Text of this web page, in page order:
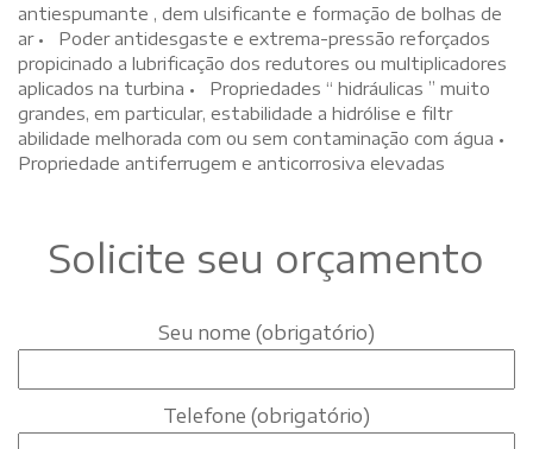
antiespumante , dem ulsificante e formação de bolhas de
ar • Poder antidesgaste e extrema-pressão reforçados
propicinado a lubrificação dos redutores ou multiplicadores
aplicados na turbina • Propriedades “ hidráulicas ” muito
grandes, em particular, estabilidade a hidrólise e filtr
abilidade melhorada com ou sem contaminação com água •
Propriedade antiferrugem e anticorrosiva elevadas
Solicite seu orçamento
Seu nome (obrigatório)
Telefone (obrigatório)